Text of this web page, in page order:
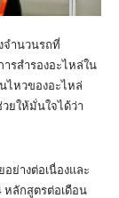
จำนวนรถที่
รสำรองอะไหล่ใน
ไหวของอะไหล่
ยให้มั่นใจได้ว่า
ย่างต่อเนื่องและ
หลักสูตรต่อเดือน